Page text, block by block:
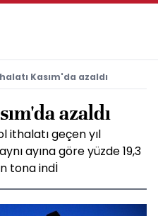
Kasım'da azaldı
azaldı
ithalatı geçen yıl
ayına göre yüzde 19,3
tona indİ